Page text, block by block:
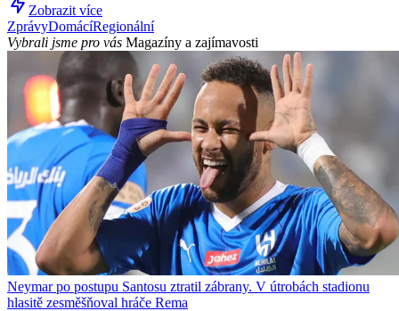
Zobrazit více
ZprávyDomácíRegionální
Vybrali jsme pro vás Magazíny a zajímavosti
Neymar po postupu Santosu ztratil zábrany. V útrobách stadionu
hlasitě zesměšňoval hráče Rema